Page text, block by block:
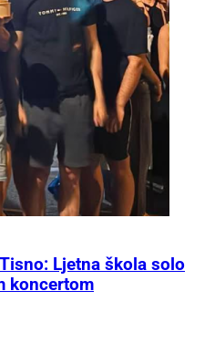
Ljetna škola solo
koncertom